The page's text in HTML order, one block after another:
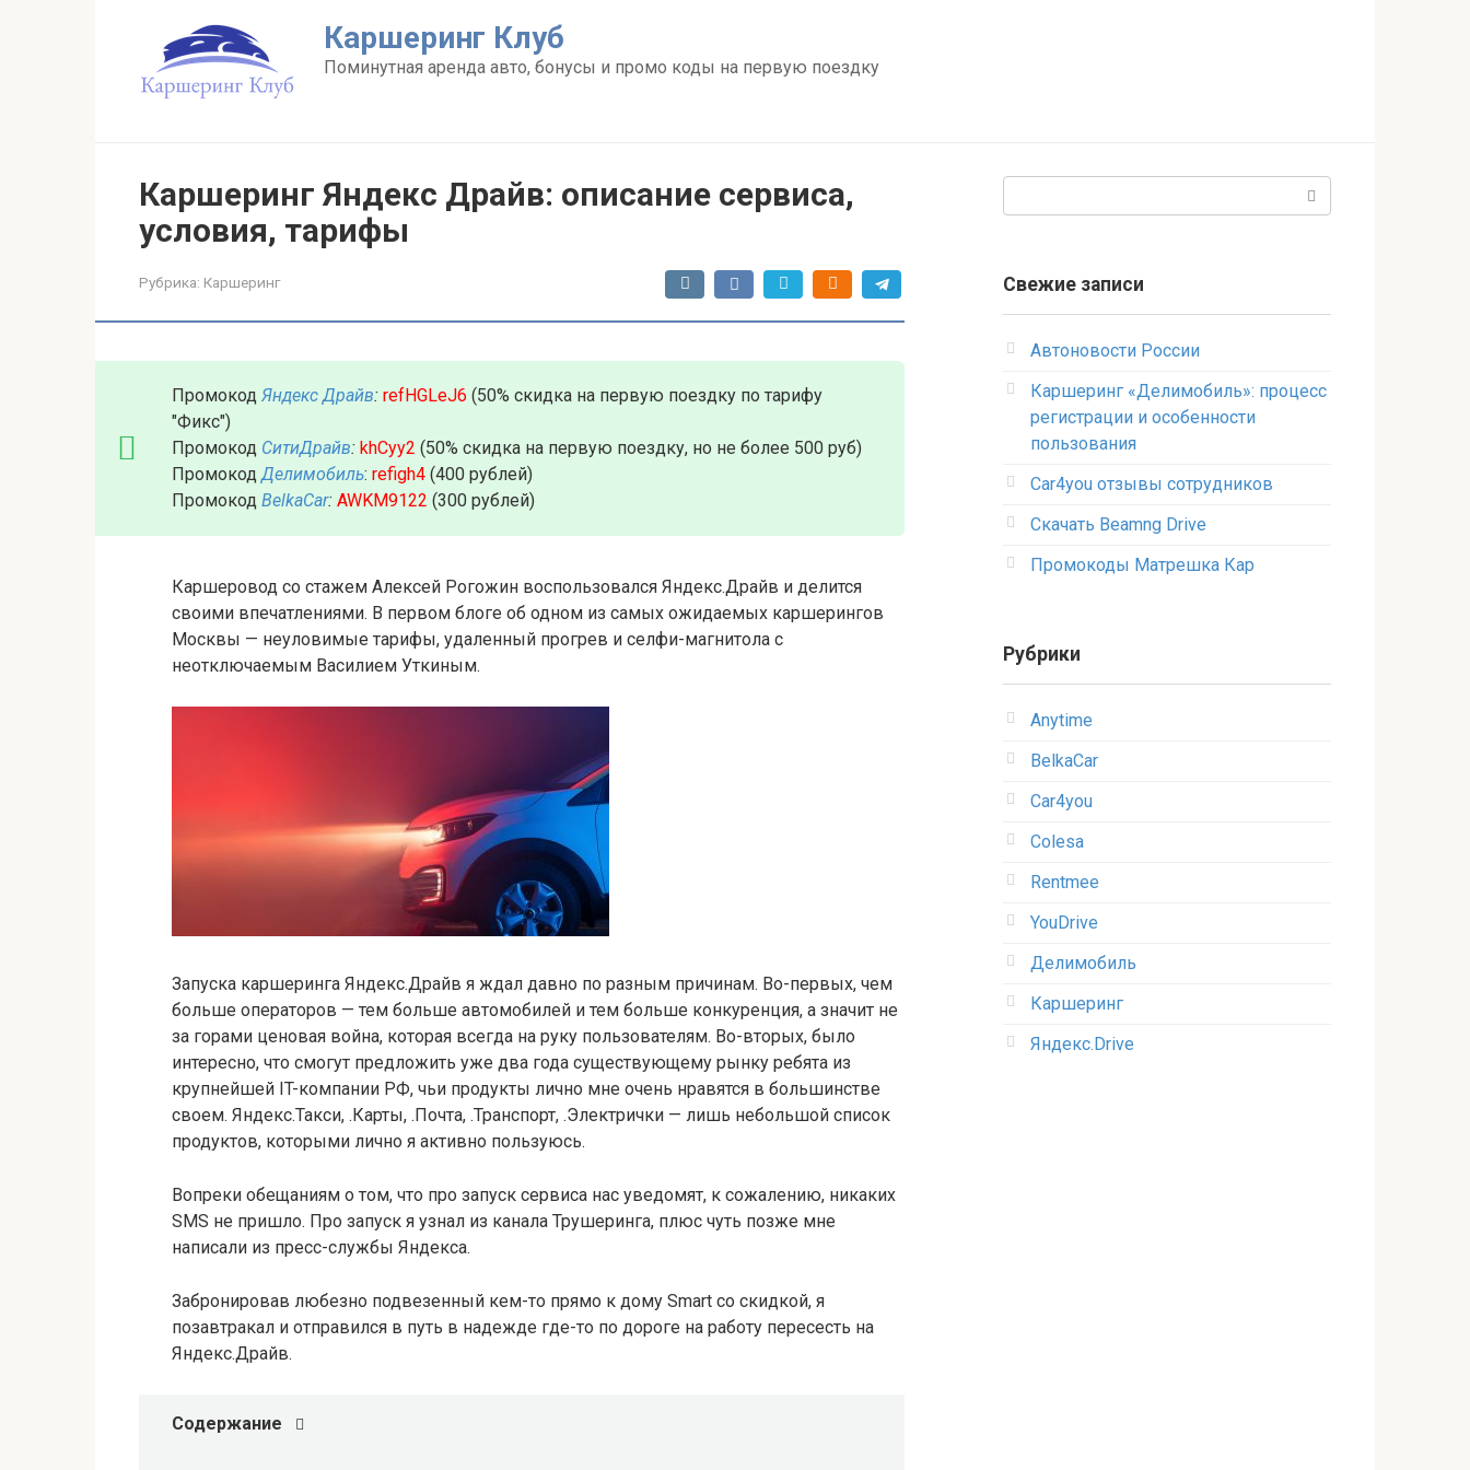
Каршеринг Клуб
Поминутная аренда авто, бонусы и промо коды на первую поездку
Каршеринг Яндекс Драйв: описание сервиса,
условия, тарифы
Рубрика: Каршеринг
Промокод Яндекс Драйв: refHGLeJ6 (50% скидка на первую поездку по тарифу
"Фикс")
Промокод СитиДрайв: khCyy2 (50% скидка на первую поездку, но не более 500 руб)
ПромокодДелимобиль: refigh4 (400 рублей)
Промокод BelkaCar: AWKM9122 (300 рублей)
Каршеровод со стажем Алексей Рогожин воспользовался Яндекс.Драйв и делится
своими впечатлениями. В первом блоге об одном из самых ожидаемых каршерингов
Москвы — неуловимые тарифы, удаленный прогрев и селфи-магнитола с
неотключаемым Василием Уткиным.
Запуска каршеринга Яндекс.Драйв я ждал давно по разным причинам. Во-первых, чем
больше операторов — тем больше автомобилей и тем больше конкуренция, а значит не
за горами ценовая война, которая всегда на руку пользователям. Во-вторых, было
интересно, что смогут предложить уже два года существующему рынку ребята из
крупнейшей IT-компании РФ, чьи продукты лично мне очень нравятся в большинстве
своем. Яндекс.Такси, .Карты, .Почта, .Транспорт, .Электрички — лишь небольшой список
продуктов, которыми лично я активно пользуюсь.
Вопреки обещаниям о том, что про запуск сервиса нас уведомят, к сожалению, никаких
SMS не пришло. Про запуск я узнал из канала Трушеринга, плюс чуть позже мне
написали из пресс-службы Яндекса.
Забронировав любезно подвезенный кем-то прямо к дому Smart со скидкой, я
позавтракал и отправился в путь в надежде где-то по дороге на работу пересесть на
Яндекс.Драйв.
Содержание
Свежие записи
Автоновости России
Каршеринг «Делимобиль»: процесс
регистрации и особенности
пользования
Car4you отзывы сотрудников
Скачать Beamng Drive
Промокоды Матрешка Кар
Рубрики
Anytime
BelkaCar
Car4you
Colesa
Rentmee
YouDrive
Делимобиль
Каршеринг
Яндекс.Drive